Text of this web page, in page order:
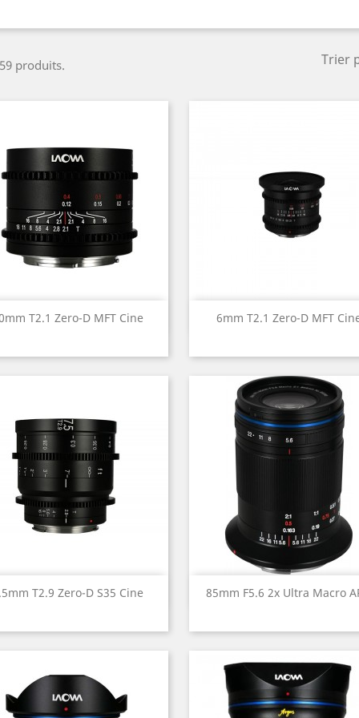
produits.
Trier
T2.1 Zero-D MFT Cine
Aperçu rapide 6mm T2.1 Zero-D MFT
Aperçu rapide
T2.9 Zero-D S35 Cine
Aperçu rapide 85mm F5.6 2x Ultra Macro
Aperçu rapide